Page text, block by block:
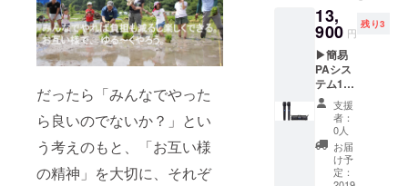
だったら「みんなでやった
ら良いのでないか？」とい
う考えのもと、「お互い様
の精神」を大切に、それぞ
前に
TELT
オー
ナーと
打ち合
わせを
お願い
してお
りま
す。 ま
た、コ
ミュニ
で月3か
ら15万
円収入
を増や
すこ
と」を
目標に
した、
スター
トアッ
プ塾へ
の参加
13,
900 円
残り3
▶簡易
PAシス
テム1日
レンタ
ル +お
礼メー
ル◀ 簡
易PAシ
ステム
支援
者：
0人
お届
け予
定：